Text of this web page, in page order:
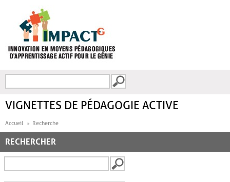
FORMULAIRE DE
VIGNETTES DE PÉDAGOGIE ACTIVE
Accueil Recherche
RECHERCHER